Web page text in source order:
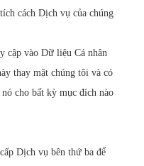
cách Dịch vụ của chúng
cập vào Dữ liệu Cá nhân
thay mặt chúng tôi và có
cho bất kỳ mục đích nào
Dịch vụ bên thứ ba để